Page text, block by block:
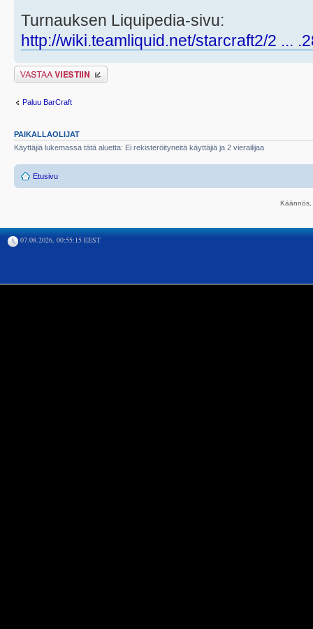
Turnauksen Liquipedia-sivu:
http://wiki.teamliquid.net/starcraft2/2 ...
Lähetä vastaus
Paluu BarCraft
PAIKALLAOLIJAT
Käyttäjiä lukemassa tätä aluetta: Ei rekisteröityneitä käyttäjiä ja 2 vierailijaa
Etusivu
07.08.2026, 00:55:15 EEST